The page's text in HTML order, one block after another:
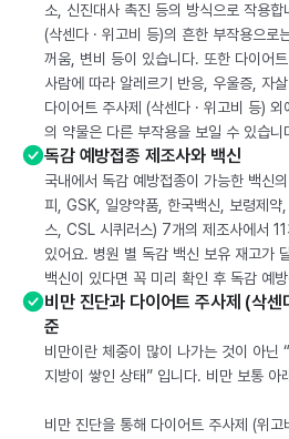
소, 신진대사 촉진 등의 방식으로 작용합
(삭센다 · 위고비 등)의 흔한 부작용으
꺼움, 변비 등이 있습니다. 또한 다이어
사람에 따라 알레르기 반응, 우울증, 자
다이어트 주사제 (삭센다 · 위고비 등)
의 약물은 다른 부작용을 보일 수 있습니
독감 예방접종 제조사와 백신
국내에서 독감 예방접종이 가능한 백신
피, GSK, 일양약품, 한국백신, 보령제
스, CSL 시퀴러스) 7개의 제조사에서
있어요. 병원 별 독감 백신 보유 재고가
백신이 있다면 꼭 미리 확인 후 독감 예
비만 진단과 다이어트 주사제 (삭센
준
비만이란 체중이 많이 나가는 것이 아닌
지방이 쌓인 상태” 입니다. 비만 보통 아
비만 진단을 통해 다이어트 주사제 (위